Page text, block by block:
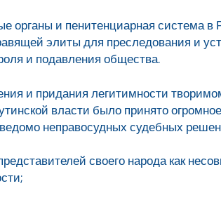
органы и пенитенциарная система
элиты для преследования и
и подавления общества.
и придания легитимности
власти было принято
неправосудных судебных
своего народа как